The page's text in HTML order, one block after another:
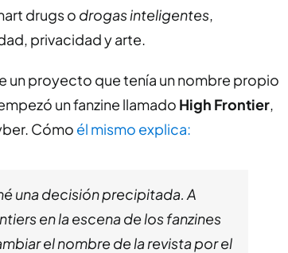
drugs o drogas inteligentes,
privacidad y arte.
un proyecto que tenía un nombre propio
un fanzine llamado High Frontier,
Cómo él mismo explica:
una decisión precipitada. A
en la escena de los fanzines
el nombre de la revista por el